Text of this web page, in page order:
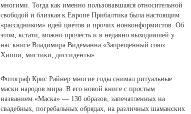
многими. Тогда как именно пользовавшаяся относительной
свободой и близкая к Европе Прибалтика была настоящим
«рассадником» идей цветов и прочих нонконформистов. Об
этом, кстати, можно прочесть и в недавно выходившей у
нас книге Владимира Видеманна «Запрещенный союз:
Хиппи, мистики, диссиденты».
Фотограф Крис Райнер многие годы снимал ритуальные
маски народов мира. В его новой книге с простым
названием «Маска» — 130 образов, запечатленных на
свадебных, погребальных обрядах, на различных шаманских